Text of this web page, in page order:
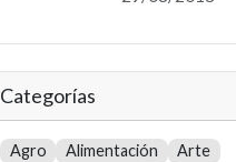
Categorías
Agro Alimentación
Arte